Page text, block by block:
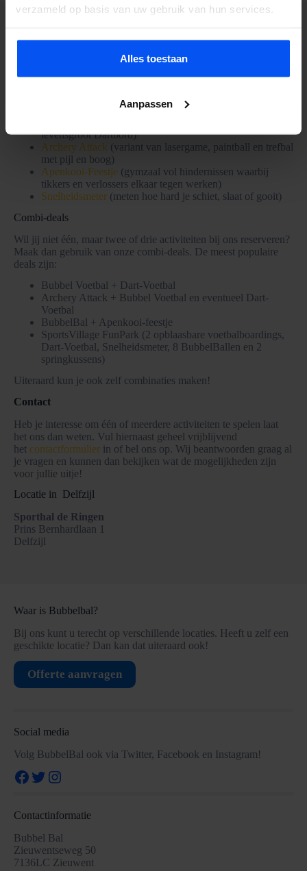
verzameld op basis van uw gebruik van hun services.
Alles toestaan
Aanpassen
Activiteit aanbod BubbelBal
Naast de activiteit in onze BubbelBallen bieden wij ook andere
activiteiten aan. De volgende activiteiten kunnen wij ook voor
(opblaasbare boardings en springkussens)
levensgroot Dartbord)
Archery Attack (variant van lasergame, paintball en trefbal
met pijl en boog)
Apenkooi-Feestje (gymzaal vol hindernissen waarbij
tikkers en verlossers elkaar tegen werken)
Snelheidsmeter (meten hoe hard je schiet, slaat of gooit)
Combi-deals
Wil jij niet één, maar twee of drie activiteiten bij ons reserveren?
Maak dan gebruik van onze combi-deals. De meest populaire
deals zijn:
Bubbel Voetbal + Dart-Voetbal
Archery Attack + Bubbel Voetbal en eventueel Dart-
Voetbal
BubbelBal + Apenkooi-feestje
SportsVillage FunPark (2 opblaasbare voetbalboardings,
Dart-Voetbal, Snelheidsmeter, 8 BubbelBallen en 2
springkussens)
Uiteraard kun je ook zelf combinaties maken!
Contact
Heb je interesse om één of meerdere activiteiten te spelen laat
het ons dan weten. Vul hiernaast geheel vrijblijvend
het contactformulier in of bel ons op. Wij beantwoorden graag al
je vragen en kunnen dan bekijken wat de mogelijkheden zijn
voor jullie uitje!
Locatie in Delfzijl
Sporthal de Ringen
Prins Bernhardlaan 1
Delfzijl
Waar is Bubbelbal?
Bij ons kunt u terecht op verschillende locaties. Heeft u zelf een
geschikte locatie? Dan kan dat uiteraard ook!
Offerte aanvragen
Social media
Volg BubbelBal ook via Twitter, Facebook en Instagram!
Facebook
Twitter
Instagram
Contactinformatie
Bubbel Bal
Zieuwentseweg 50
7136LC Zieuwent